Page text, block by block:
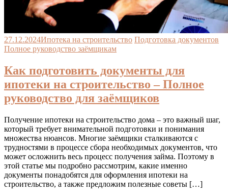
27.12.2024Ипотека на строительство Подготовка документов
Полное руководство заёмщикам
Как подготовить документы для
ипотеки на строительство – Полное
руководство для заёмщиков
Получение ипотеки на строительство дома – это важный шаг,
который требует внимательной подготовки и понимания
множества нюансов. Многие заёмщики сталкиваются с
трудностями в процессе сбора необходимых документов, что
может осложнить весь процесс получения займа. Поэтому в
этой статье мы подробно рассмотрим, какие именно
документы понадобятся для оформления ипотеки на
строительство, а также предложим полезные советы […]